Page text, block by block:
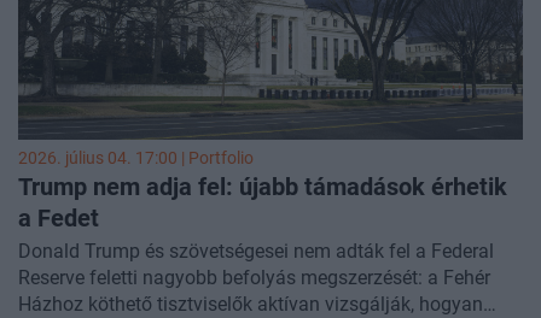
2026. július 04. 17:00 | Portfolio
Trump nem adja fel: újabb támadások érhetik
a Fedet
Donald Trump és szövetségesei nem adták fel a Federal
Reserve feletti nagyobb befolyás megszerzését: a Fehér
Házhoz köthető tisztviselők aktívan vizsgálják, hogyan